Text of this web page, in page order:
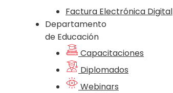
Factura Electrónica Digital
Departamento
de Educación
Capacitaciones
Diplomados
Webinars